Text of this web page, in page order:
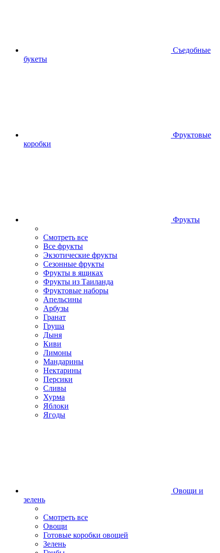
Съедобные
букеты
Фруктовые
коробки
Фрукты
Смотреть все
Все фрукты
Экзотические фрукты
Сезонные фрукты
Фрукты в ящиках
Фрукты из Таиланда
Фруктовые наборы
Апельсины
Арбузы
Гранат
Груша
Дыня
Киви
Лимоны
Мандарины
Нектарины
Персики
Сливы
Хурма
Яблоки
Ягоды
Овощи и
зелень
Смотреть все
Овощи
Готовые коробки овощей
Зелень